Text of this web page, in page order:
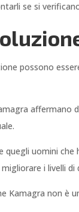
se si
possono
affermano
uomini
i livelli
Kamagra non è